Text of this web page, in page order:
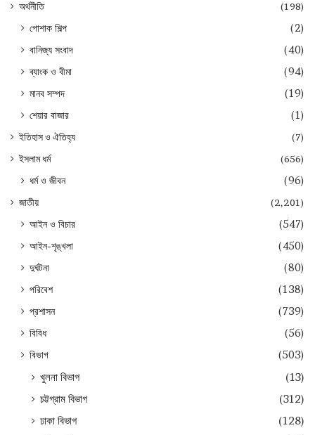
অর্থনীতি (198)
পোশাক শিল্প
(2)
বানিজ্য সংবাদ
(40)
ব্যাংক ও বীমা
(94)
মানব সম্পদ
(19)
শেয়ার বাজার
(1)
ইতিহাস ও ঐতিহ্য
(7)
ইসলাম ধর্ম
(656)
ধর্ম ও জীবন (96)
জাতীয় (2,201)
আইন ও বিচার
(547)
আইন-শৃঙ্খলা
(450)
দুর্ঘটনা
(80)
পরিবেশ
(138)
প্রশাসন
(739)
বিবিধ
(56)
বিভাগ
(503)
খুলনা বিভাগ
(13)
চট্টগ্রাম বিভাগ
(312)
ঢাকা বিভাগ
(128)